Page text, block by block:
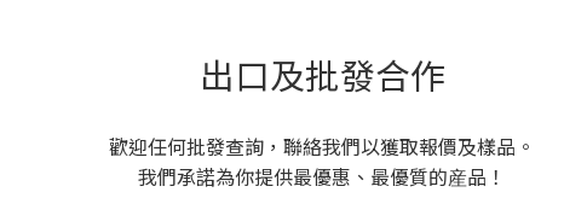
出口及批發合作
歡迎任何批發查詢，聯絡我們以獲取報價及樣品。
我們承諾為你提供最優惠、最優質的産品！